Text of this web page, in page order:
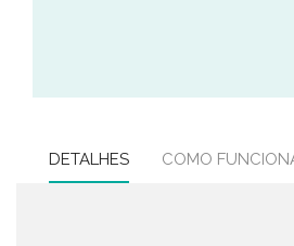
DETALHES COMO